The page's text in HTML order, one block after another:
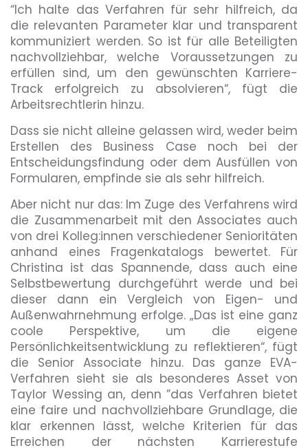
“Ich halte das Verfahren für sehr hilfreich, da
die relevanten Parameter klar und transparent
kommuniziert werden. So ist für alle Beteiligten
nachvollziehbar, welche Voraussetzungen zu
erfüllen sind, um den gewünschten Karriere-
Track erfolgreich zu absolvieren“, fügt die
Arbeitsrechtlerin hinzu.
Dass sie nicht alleine gelassen wird, weder beim
Erstellen des Business Case noch bei der
Entscheidungsfindung oder dem Ausfüllen von
Formularen, empfinde sie als sehr hilfreich.
Aber nicht nur das: Im Zuge des Verfahrens wird
die Zusammenarbeit mit den Associates auch
von drei Kolleg:innen verschiedener Senioritäten
anhand eines Fragenkatalogs bewertet. Für
Christina ist das Spannende, dass auch eine
Selbstbewertung durchgeführt werde und bei
dieser dann ein Vergleich von Eigen- und
Außenwahrnehmung erfolge. „Das ist eine ganz
coole Perspektive, um die eigene
Persönlichkeitsentwicklung zu reflektieren“, fügt
die Senior Associate hinzu. Das ganze EVA-
Verfahren sieht sie als besonderes Asset von
Taylor Wessing an, denn ”das Verfahren bietet
eine faire und nachvollziehbare Grundlage, die
klar erkennen lässt, welche Kriterien für das
Erreichen der nächsten Karrierestufe